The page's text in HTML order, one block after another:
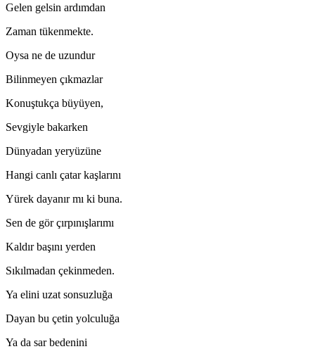
Gelen gelsin ardımdan
Zaman tükenmekte.
Oysa ne de uzundur
Bilinmeyen çıkmazlar
Konuştukça büyüyen,
Sevgiyle bakarken
Dünyadan yeryüzüne
Hangi canlı çatar kaşlarını
Yürek dayanır mı ki buna.
Sen de gör çırpınışlarımı
Kaldır başını yerden
Sıkılmadan çekinmeden.
Ya elini uzat sonsuzluğa
Dayan bu çetin yolculuğa
Ya da sar bedenini